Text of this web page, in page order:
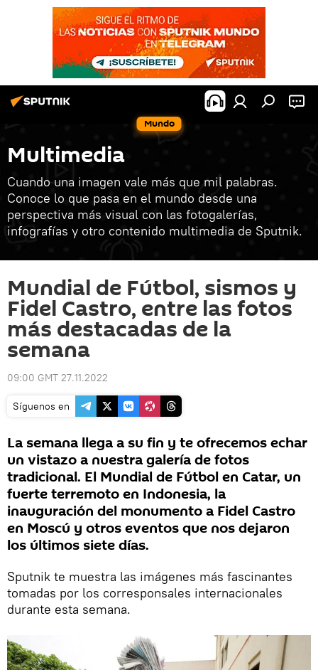
Mundo
Multimedia
Cuando una imagen vale más que mil palabras.
Conoce lo que pasa en el mundo desde una
perspectiva más visual con las fotogalerías,
infografías y otro contenido multimedia de Sputnik.
Mundial de Fútbol, sismos y
Fidel Castro, entre las fotos
más destacadas de la
semana
09:00 GMT 27.11.2022
Síguenos en
La semana llega a su fin y te ofrecemos echar
un vistazo a nuestra galería de fotos
tradicional. El Mundial de Fútbol en Catar, un
fuerte terremoto en Indonesia, la
inauguración del monumento a Fidel Castro
en Moscú y otros eventos que nos dejaron
los últimos siete días.
Sputnik te muestra las imágenes más fascinantes
tomadas por los corresponsales internacionales
durante esta semana.